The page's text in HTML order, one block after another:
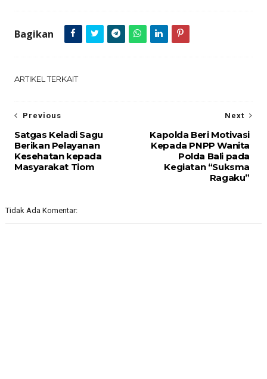
Bagikan
ARTIKEL TERKAIT
Next
Kapolda Beri Motivasi
Kepada PNPP Wanita
Polda Bali pada
Kegiatan “Suksma
Ragaku”
Previous
Satgas Keladi Sagu
Berikan Pelayanan
Kesehatan kepada
Masyarakat Tiom
Tidak Ada Komentar: